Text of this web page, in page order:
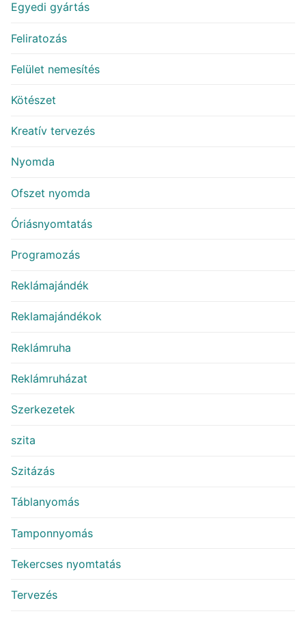
Egyedi gyártás
Feliratozás
Felület nemesítés
Kötészet
Kreatív tervezés
Nyomda
Ofszet nyomda
Óriásnyomtatás
Programozás
Reklámajándék
Reklamajándékok
Reklámruha
Reklámruházat
Szerkezetek
szita
Szitázás
Táblanyomás
Tamponnyomás
Tekercses nyomtatás
Tervezés